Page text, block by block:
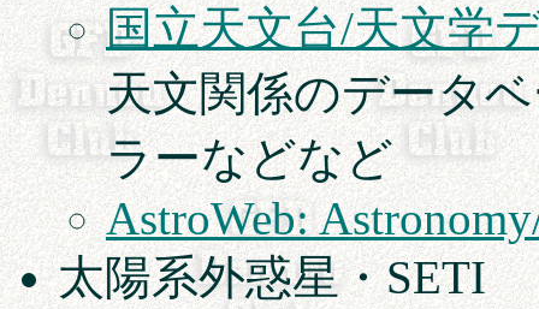
国立天文台/天文学
天文関係のデータ
ラーなどなど
AstroWeb:
太陽系外惑星・SETI